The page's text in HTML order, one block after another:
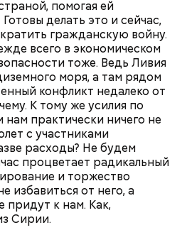
помогая ей
делать это и сейчас,
гражданскую войну.
всего в экономическом
тоже. Ведь Ливия
моря, а там рядом
конфликт недалеко от
К тому же усилия по
практически ничего не
с участниками
расходы? Не будем
процветает радикальный
и торжество
избавиться от него, а
придут к нам. Как,
Сирии.
дешевле. Она, во-
а во-вторых, ее в трубах
Пока эту нефть возят в
саудитами успешно
гнать напрямую —
убытки, ведь огромная
— сырьевая. Поэтому нам в
Он отстаивает наши
и главная причина
в сирийском конфликте
на
— Сирия. Зачем она нам? / кадр из
СССР
РОССИЯ